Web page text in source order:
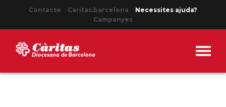
Contacte Caritas.barcelona
Necessites ajuda?
Campanyes